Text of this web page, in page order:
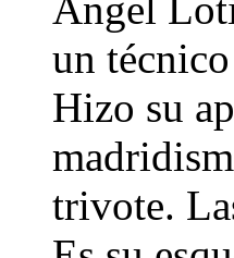
un
Hizo su
trivote.